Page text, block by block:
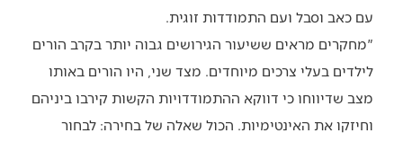
עם כאב וסבל ועם התמודדות זוגית.
"מחקרים מראים ששיעור הגירושים גבוה יותר בקרב הורים
לילדים בעלי צרכים מיוחדים. מצד שני, היו הורים באותו
מצב שדיווחו כי דווקא ההתמודדויות הקשות קירבו ביניהם
וחיזקו את האינטימיות. הכול שאלה של בחירה: לבחור